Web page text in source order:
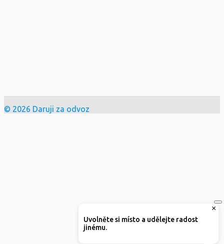
×
Uvolněte si místo a udělejte radost
jinému.
© 2026 Daruji za odvoz